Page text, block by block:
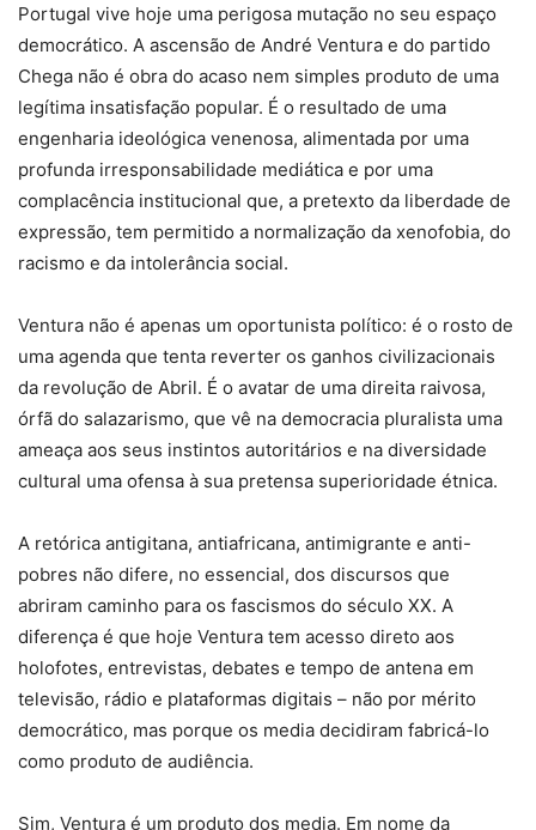
Portugal vive hoje uma perigosa mutação no seu espaço
democrático. A ascensão de André Ventura e do partido
Chega não é obra do acaso nem simples produto de uma
legítima insatisfação popular. É o resultado de uma
engenharia ideológica venenosa, alimentada por uma
profunda irresponsabilidade mediática e por uma
complacência institucional que, a pretexto da liberdade de
expressão, tem permitido a normalização da xenofobia, do
racismo e da intolerância social.
Ventura não é apenas um oportunista político: é o rosto de
uma agenda que tenta reverter os ganhos civilizacionais
da revolução de Abril. É o avatar de uma direita raivosa,
órfã do salazarismo, que vê na democracia pluralista uma
ameaça aos seus instintos autoritários e na diversidade
cultural uma ofensa à sua pretensa superioridade étnica.
A retórica antigitana, antiafricana, antimigrante e anti-
pobres não difere, no essencial, dos discursos que
abriram caminho para os fascismos do século XX. A
diferença é que hoje Ventura tem acesso direto aos
holofotes, entrevistas, debates e tempo de antena em
televisão, rádio e plataformas digitais – não por mérito
democrático, mas porque os media decidiram fabricá-lo
como produto de audiência.
Sim, Ventura é um produto dos media. Em nome da